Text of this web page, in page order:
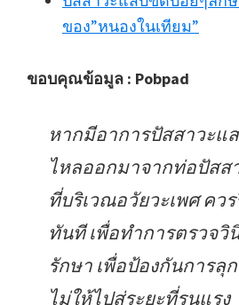
ของ”หนองในเทียม”
ขอบคุณข้อมูล : Pobpad
หากมีอาการปัสสาวะแ
ไหลออกมาจากท่อปัสส
ที่บริเวณอวัยวะเพศ คว
ทันที เพื่อทำการตรวจวิ
รักษา เพื่อป้องกันการลุ
ไม่ให้ไปสู่ระยะที่รุนแรง